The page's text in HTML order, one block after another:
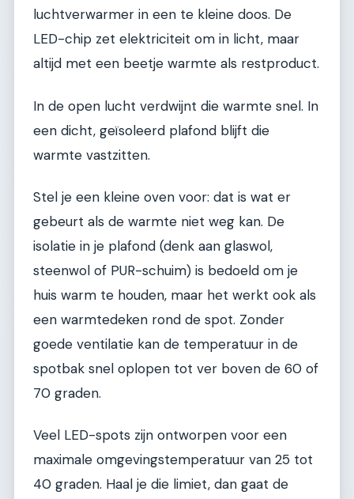
luchtverwarmer in een te kleine doos. De
LED-chip zet elektriciteit om in licht, maar
altijd met een beetje warmte als restproduct.
In de open lucht verdwijnt die warmte snel. In
een dicht, geïsoleerd plafond blijft die
warmte vastzitten.
Stel je een kleine oven voor: dat is wat er
gebeurt als de warmte niet weg kan. De
isolatie in je plafond (denk aan glaswol,
steenwol of PUR-schuim) is bedoeld om je
huis warm te houden, maar het werkt ook als
een warmtedeken rond de spot. Zonder
goede ventilatie kan de temperatuur in de
spotbak snel oplopen tot ver boven de 60 of
70 graden.
Veel LED-spots zijn ontworpen voor een
maximale omgevingstemperatuur van 25 tot
40 graden. Haal je die limiet, dan gaat de